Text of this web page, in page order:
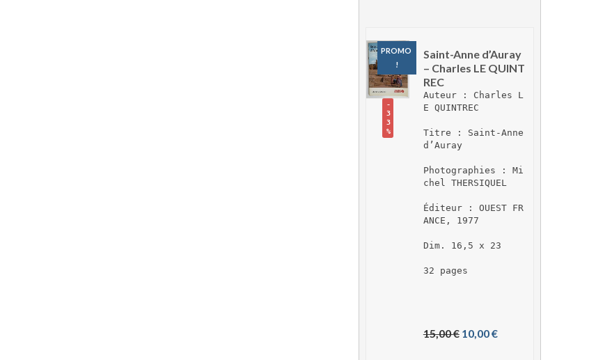
PROMO
!
-
3
3
%
Saint-Anne d’Auray
– Charles LE QUINT
REC
Auteur : Charles L
E QUINTREC
Titre : Saint-Anne
d’Auray
Photographies : Mi
chel THERSIQUEL
Éditeur : OUEST FR
ANCE, 1977
Dim. 16,5 x 23
32 pages
15,00 € L
10,00 €L